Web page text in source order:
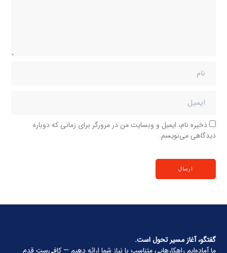
ذخیره نام، ایمیل و وبسایت من در مرورگر برای زمانی که دوباره
دیدگاهی می‌نویسم.
گفتگو، آغاز مسیر تحول است.
ما آماده‌ایم راهکارهایی متناسب با نیاز شما ارائه دهیم — کافی‌ست قدم